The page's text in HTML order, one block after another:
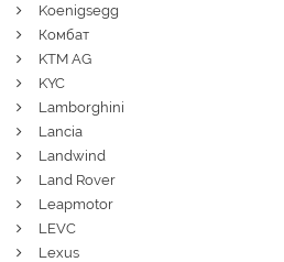
Koenigsegg
Комбат
KTM AG
KYC
Lamborghini
Lancia
Landwind
Land Rover
Leapmotor
LEVC
Lexus